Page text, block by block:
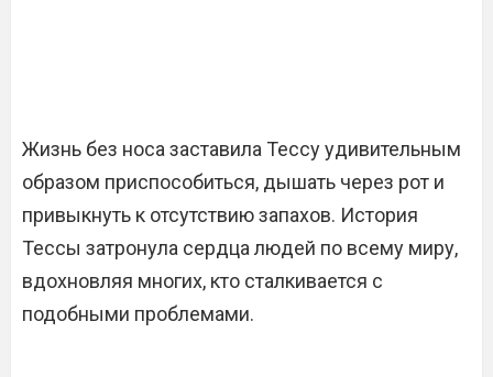
Жизнь без носа заставила Тессу удивительным
образом приспособиться, дышать через рот и
привыкнуть к отсутствию запахов. История
Тессы затронула сердца людей по всему миру,
вдохновляя многих, кто сталкивается с
подобными проблемами.